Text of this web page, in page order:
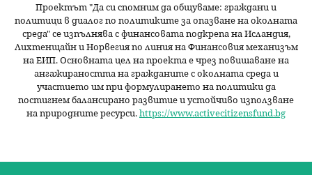
Проектът "Да си спомним даобщуваме: граждани и
политици в диалог по политиките за опазване на околната
среда" се изпълнява с финансовата подкрепа на Исландия,
Лихтенщайн и Норвегия по линия на Финансовия механизъм
на ЕИП. Основната цел на проекта е чрез повишаване на
ангажираността на гражданите с околната среда и
участието им при формулирането на политики да
постигнем балансирано развитие и устойчиво използване
на природните ресурси.https://www.activecitizensfund.bg